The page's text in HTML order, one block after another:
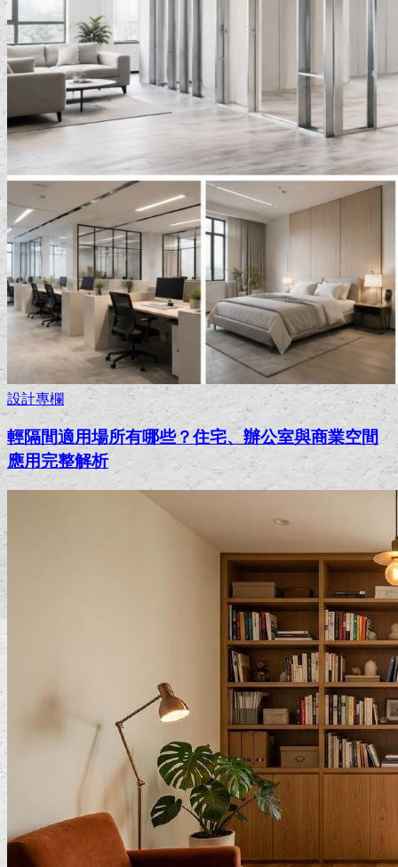
設計專欄
輕隔間適用場所有哪些？住宅、辦公室與商業空間
應用完整解析